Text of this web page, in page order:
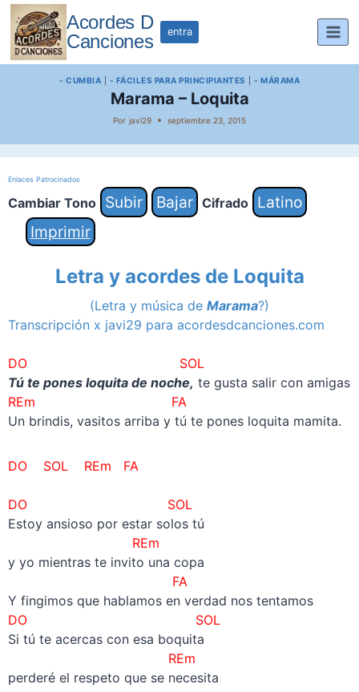
Saltar
contenido
Acordes D
Canciones
entra
- CUMBIA - FÁCILES PARA PRINCIPIANTES - MÁRAMA
Marama – Loquita
Por javi29 septiembre 23, 2015
Enlaces Patrocinados
Cambiar Tono Subir Bajar Cifrado
Latino
Imprimir
Letra y acordes de Loquita
(Letra y música de Marama?)
Transcripción x javi29 para acordesdcanciones.com
DO SOL
Tú te pones loquita de noche, te gusta salir con amigas
REm
FA
Un brindis, vasitos arriba y tú te pones loquita mamita.
DO SOL REm FA
DO SOL
Estoy ansioso por estar solos tú
REm
y yo mientras te invito una copa
FA
Y fingimos que hablamos en verdad nos tentamos
DO SOL
Si tú te acercas con esa boquita
REm
perderé el respeto que se necesita